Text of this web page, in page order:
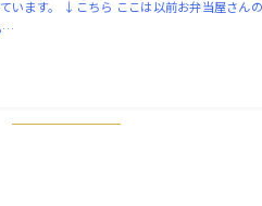
います。 ↓こちら ここは以前お弁当屋さん
…